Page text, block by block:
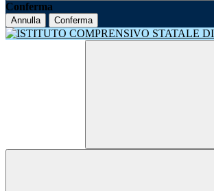
Conferma
Annulla Conferma